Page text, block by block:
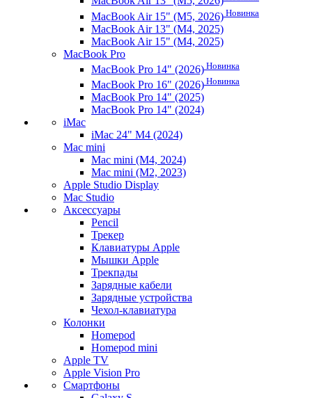
MacBook Air 15" (M5, 2026) Новинка
MacBook Air 13" (M4, 2025)
MacBook Air 15" (M4, 2025)
MacBook Pro
MacBook Pro 14" (2026) Новинка
MacBook Pro 16" (2026) Новинка
MacBook Pro 14" (2025)
MacBook Pro 14" (2024)
iMac
iMac 24" M4 (2024)
Mac mini
Mac mini (M4, 2024)
Mac mini (M2, 2023)
Apple Studio Display
Mac Studio
Аксессуары
Pencil
Трекер
Клавиатуры Apple
Мышки Apple
Трекпады
Зарядные кабели
Зарядные устройства
Чехол-клавиатура
Колонки
Homepod
Homepod mini
Apple TV
Apple Vision Pro
Смартфоны